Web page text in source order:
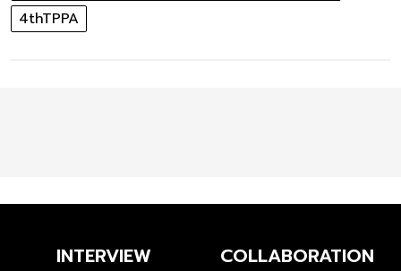
4thTPPA
INTERVIEW COLLABORATION